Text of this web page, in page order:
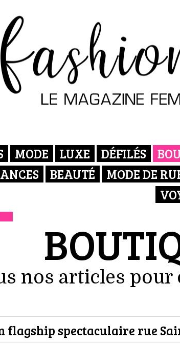
MODE LUXE DÉFILÉS
BEAUTÉ MODE DE
nos articles
flagship spectaculaire rue